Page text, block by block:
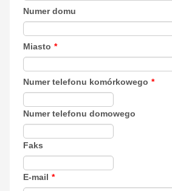
Numer domu
Miasto *
Numer telefonu komórkowego *
Numer telefonu domowego
Faks
E-mail *